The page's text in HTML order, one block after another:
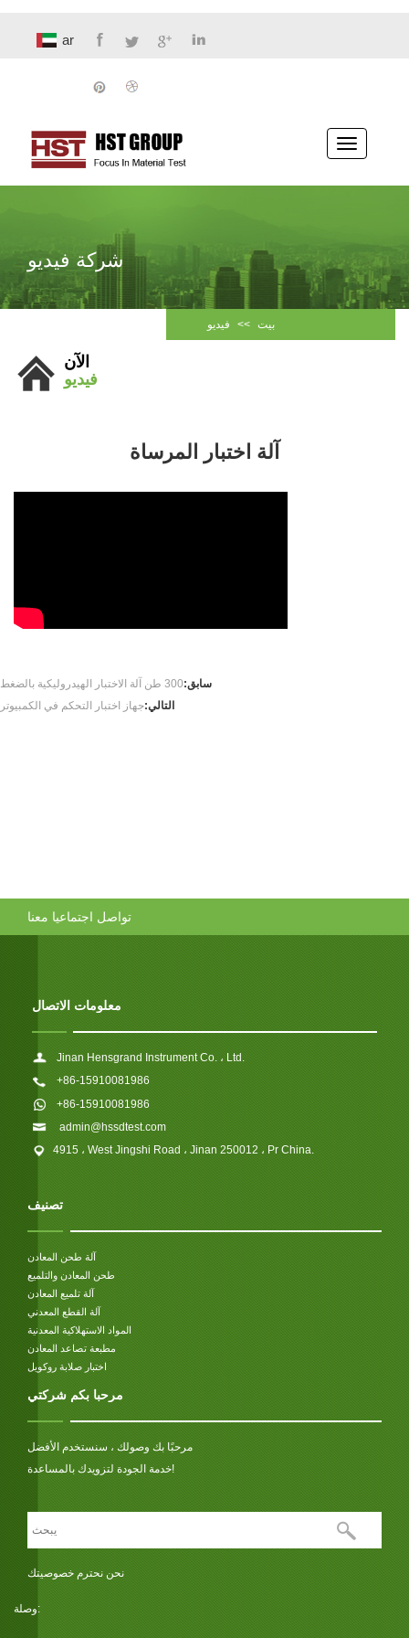
ar
تبديل
الملاحة
شركة فيديو
بيت >> فيديو
الآن
فيديو
آلة اختبار المرساة
سابق:300 طن آلة الاختبار الهيدروليكية بالضغط
التالي:جهاز اختبار التحكم في الكمبيوتر
تواصل اجتماعيا معنا
معلومات الاتصال
Jinan Hensgrand Instrument Co. ، Ltd.
+86-15910081986
+86-15910081986
admin@hssdtest.com
4915 ، West Jingshi Road ، Jinan 250012 ، Pr China.
تصنيف
آلة طحن المعادن
طحن المعادن والتلميع
آلة تلميع المعادن
آلة القطع المعدني
المواد الاستهلاكية المعدنية
مطبعة تصاعد المعادن
اختبار صلابة روكويل
مرحبا بكم شركتي
مرحبًا بك وصولك ، سنستخدم الأفضل
خدمة الجودة لتزويدك بالمساعدة!
نحن نحترم خصوصيتك
وصلة: